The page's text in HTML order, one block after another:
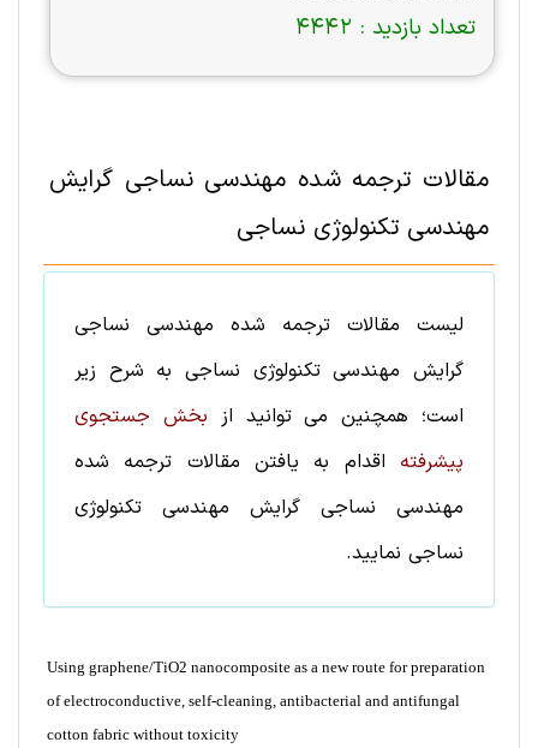
تعداد بازدید : 4442
مقالات ترجمه شده مهندسی نساجی گرایش
مهندسی تکنولوژی نساجی
لیست مقالات ترجمه شده
مهندسی نساجی
گرایش مهندسی تکنولوژی نساجی به شرح زیر
است؛ همچنین می توانید از بخش جستجوی
پیشرفته اقدام به یافتن مقالات ترجمه شده
مهندسی نساجی گرایش مهندسی تکنولوژی
نساجی نمایید.
Using graphene/TiO2 nanocomposite as a new route for preparation
of electroconductive, self-cleaning, antibacterial and antifungal
cotton fabric without toxicity